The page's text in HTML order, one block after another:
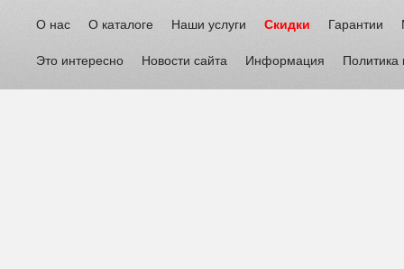
О нас О каталоге Наши услуги Скидки Гарантии
Это интересно Новости сайта Информация Политика